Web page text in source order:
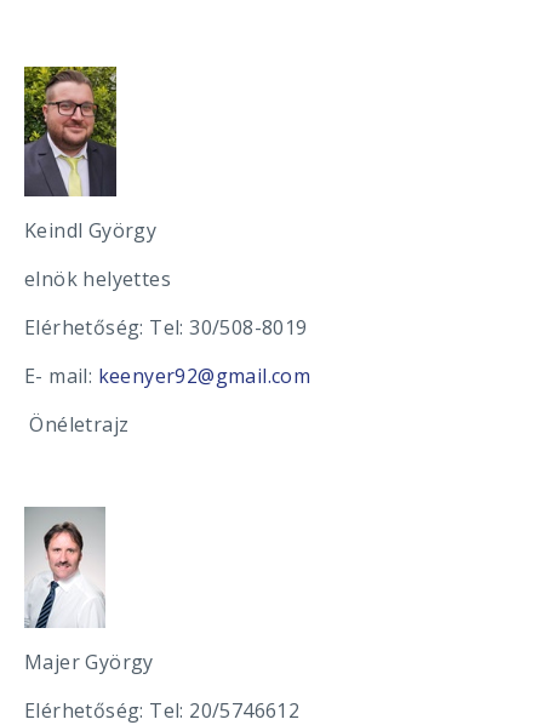
Keindl György
elnök helyettes
Elérhetőség: Tel: 30/508-8019
E- mail: keenyer92@gmail.com
Önéletrajz
Majer György
Elérhetőség: Tel: 20/5746612